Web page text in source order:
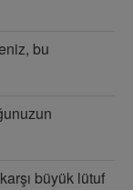
bu
büyük lütuf